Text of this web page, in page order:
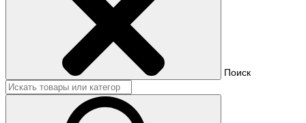
Поиск